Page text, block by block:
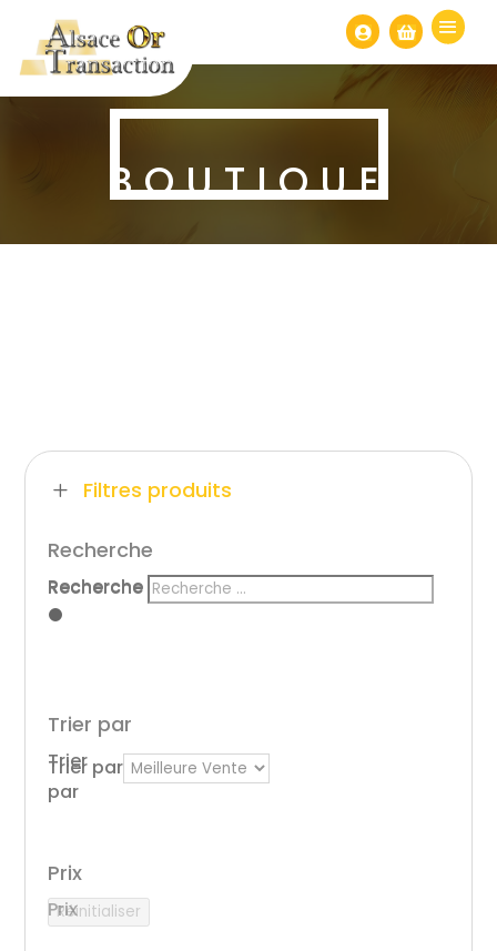
 
BOUTIQUE
L Filtres produits
Recherche
Recherche
Recherche
Trier par
Trier
par
Trier par
Prix
Prix
Réinitialiser